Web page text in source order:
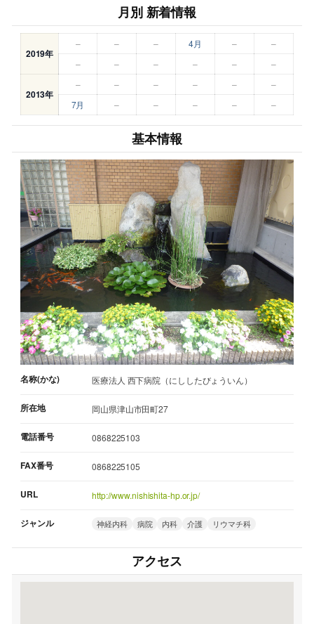
月別 新着情報
2019年
– – – 4月 –
–
–
– – – – –
2013年
– – – – –
–
7月
– – – – –
基本情報
名称(かな) 医療法人 西下病院（にししたびょういん）
所在地 岡山県津山市田町27
電話番号 0868225103
FAX番号 0868225105
URL http://www.nishishita-hp.or.jp/
ジャンル 神経内科 病院 内科 介護 リウマチ科
アクセス